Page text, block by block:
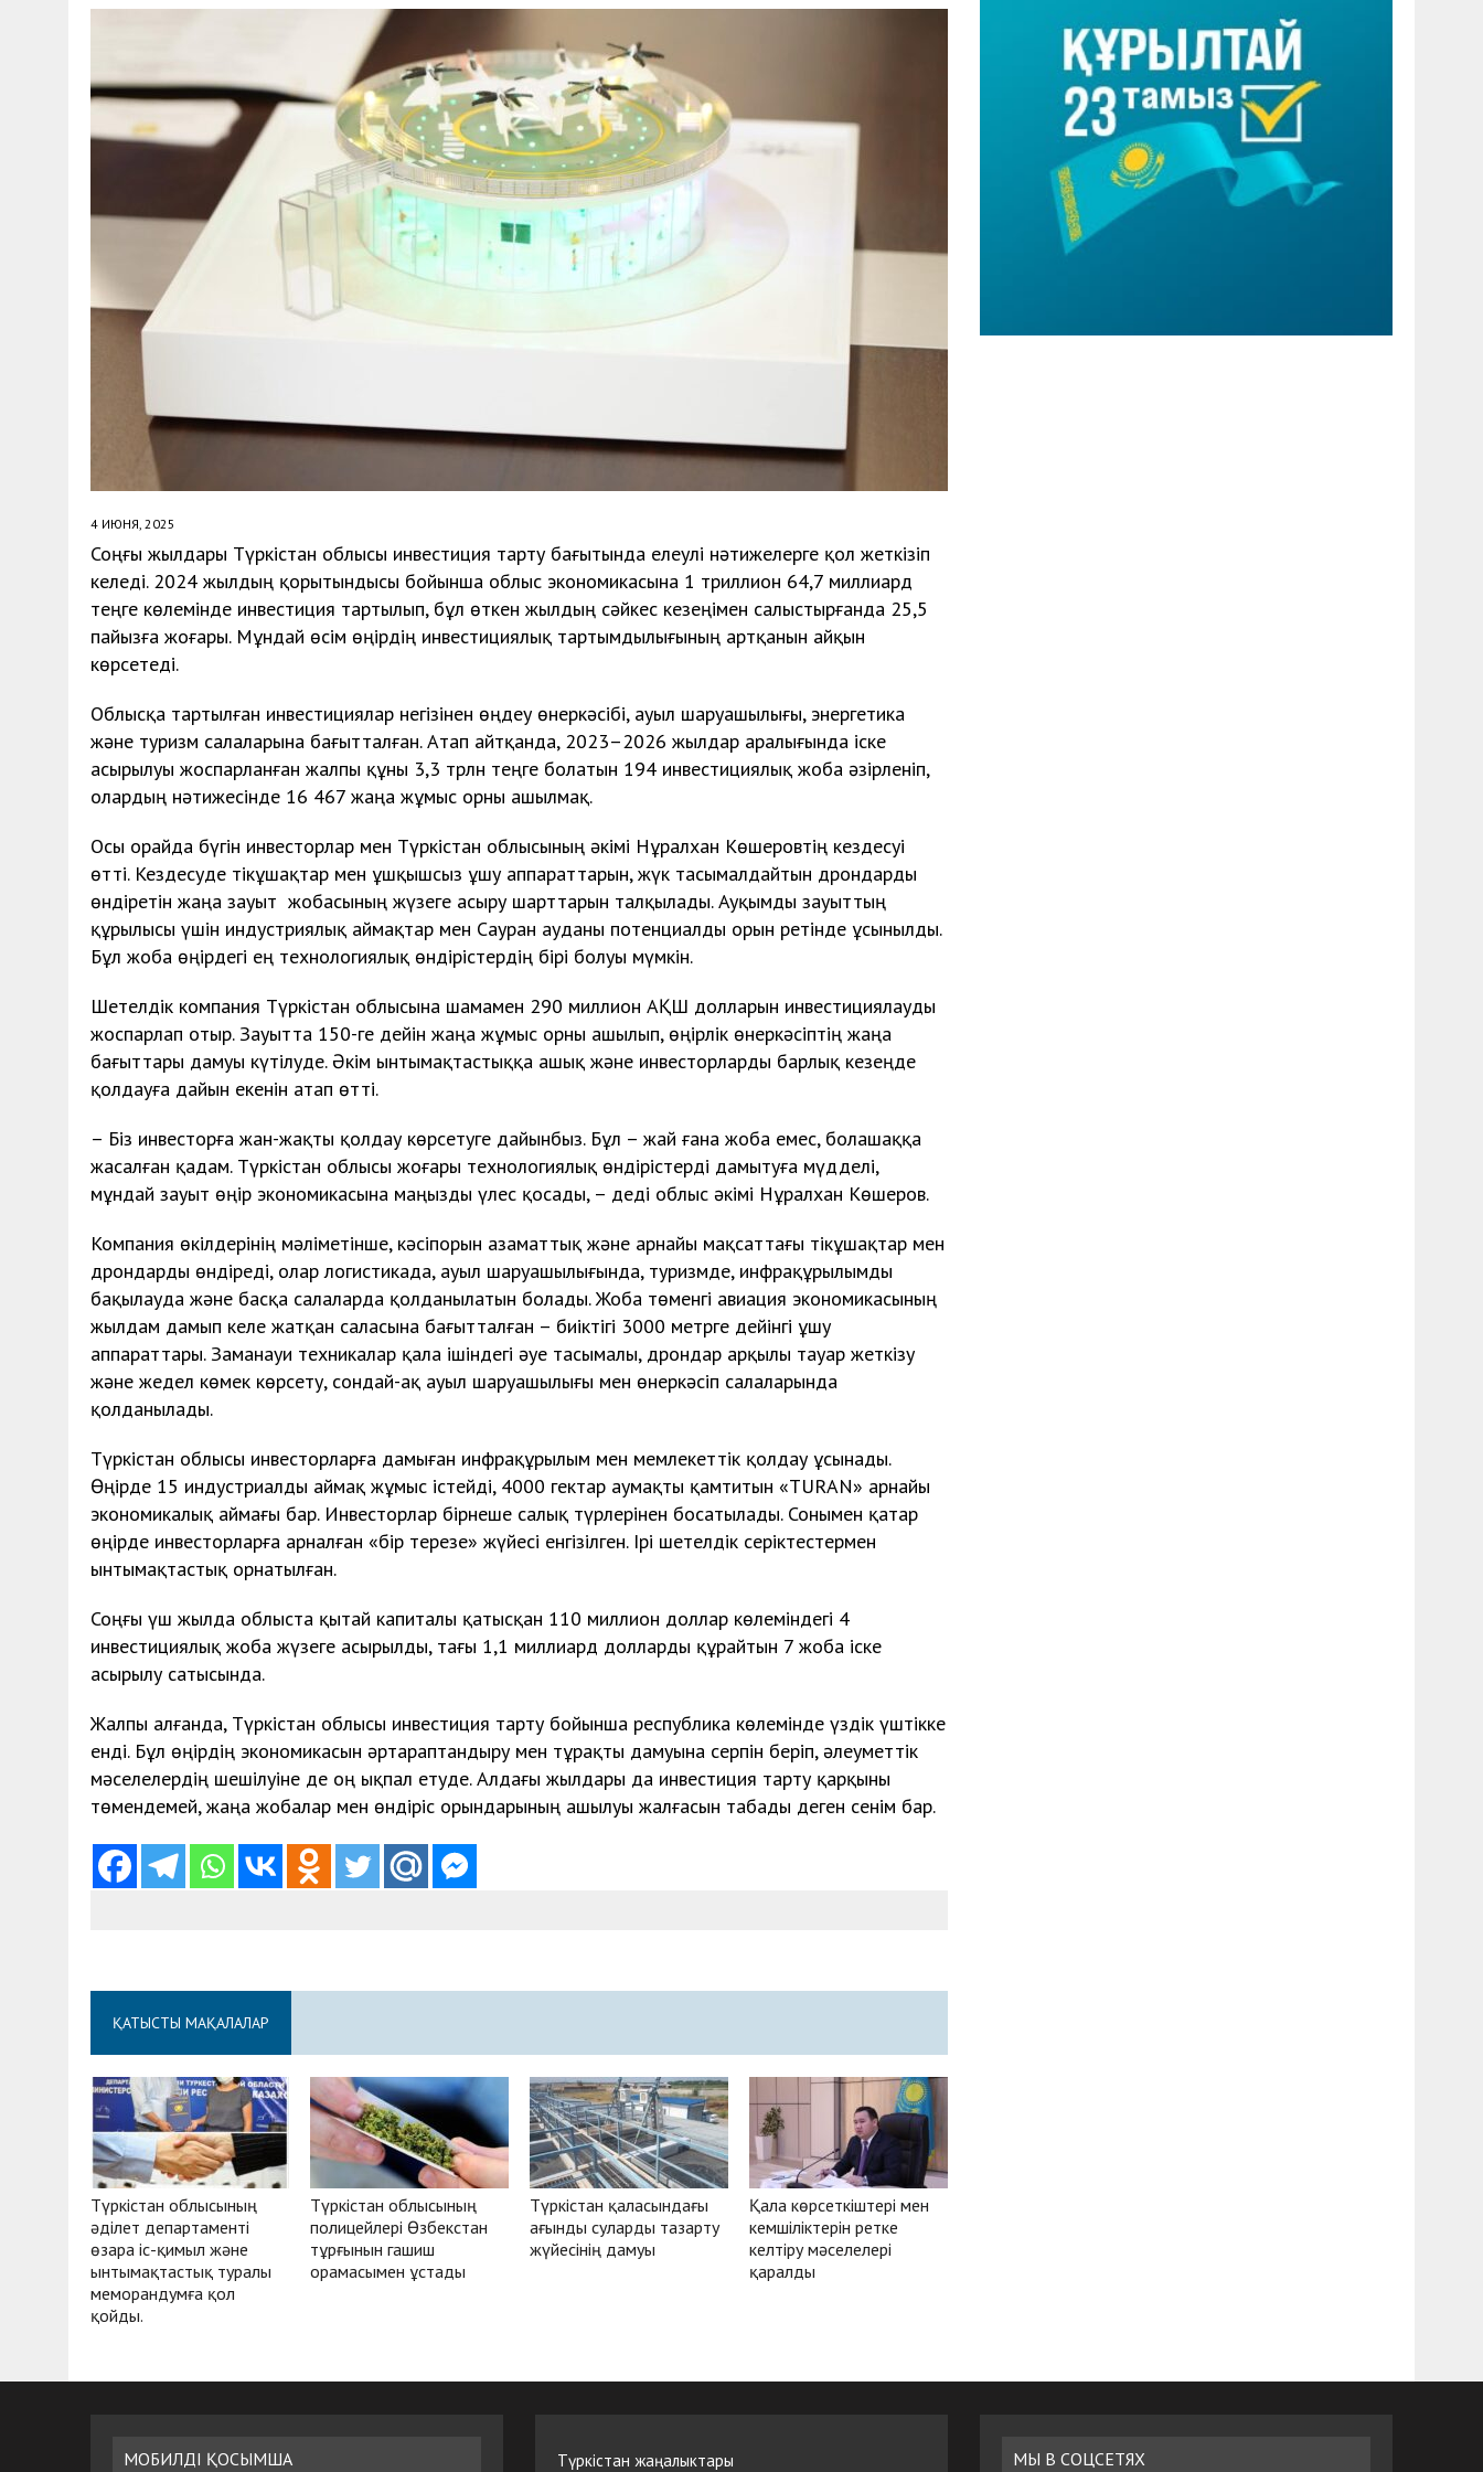
ТҮСІНДІРУ ЖҰМЫСТАРЫ ЖҮРГІЗІЛДІ
4 ИЮНЯ, 2025
Соңғы жылдары Түркістан облысы инвестиция тарту бағытында елеулі нәтижелерге қол жеткізіп
келеді. 2024 жылдың қорытындысы бойынша облыс экономикасына 1 триллион 64,7 миллиард
теңге көлемінде инвестиция тартылып, бұл өткен жылдың сәйкес кезеңімен салыстырғанда 25,5
пайызға жоғары. Мұндай өсім өңірдің инвестициялық тартымдылығының артқанын айқын
көрсетеді.
Облысқа тартылған инвестициялар негізінен өңдеу өнеркәсібі, ауыл шаруашылығы, энергетика
және туризм салаларына бағытталған. Атап айтқанда, 2023–2026 жылдар аралығында іске
асырылуы жоспарланған жалпы құны 3,3 трлн теңге болатын 194 инвестициялық жоба әзірленіп,
олардың нәтижесінде 16 467 жаңа жұмыс орны ашылмақ.
Осы орайда бүгін инвесторлар мен Түркістан облысының әкімі Нұралхан Көшеровтің кездесуі
өтті. Кездесуде тікұшақтар мен ұшқышсыз ұшу аппараттарын, жүк тасымалдайтын дрондарды
өндіретін жаңа зауыт жобасының жүзеге асыру шарттарын талқылады. Ауқымды зауыттың
құрылысы үшін индустриялық аймақтар мен Сауран ауданы потенциалды орын ретінде ұсынылды.
Бұл жоба өңірдегі ең технологиялық өндірістердің бірі болуы мүмкін.
Шетелдік компания Түркістан облысына шамамен 290 миллион АҚШ долларын инвестициялауды
жоспарлап отыр. Зауытта 150-ге дейін жаңа жұмыс орны ашылып, өңірлік өнеркәсіптің жаңа
бағыттары дамуы күтілуде. Әкім ынтымақтастыққа ашық және инвесторларды барлық кезеңде
қолдауға дайын екенін атап өтті.
– Біз инвесторға жан-жақты қолдау көрсетуге дайынбыз. Бұл – жай ғана жоба емес, болашаққа
жасалған қадам. Түркістан облысы жоғары технологиялық өндірістерді дамытуға мүдделі,
мұндай зауыт өңір экономикасына маңызды үлес қосады, – деді облыс әкімі Нұралхан Көшеров.
Компания өкілдерінің мәліметінше, кәсіпорын азаматтық және арнайы мақсаттағы тікұшақтар мен
дрондарды өндіреді, олар логистикада, ауыл шаруашылығында, туризмде, инфрақұрылымды
бақылауда және басқа салаларда қолданылатын болады. Жоба төменгі авиация экономикасының
жылдам дамып келе жатқан саласына бағытталған – биіктігі 3000 метрге дейінгі ұшу
аппараттары. Заманауи техникалар қала ішіндегі әуе тасымалы, дрондар арқылы тауар жеткізу
және жедел көмек көрсету, сондай-ақ ауыл шаруашылығы мен өнеркәсіп салаларында
қолданылады.
Түркістан облысы инвесторларға дамыған инфрақұрылым мен мемлекеттік қолдау ұсынады.
Өңірде 15 индустриалды аймақ жұмыс істейді, 4000 гектар аумақты қамтитын «TURAN» арнайы
экономикалық аймағы бар. Инвесторлар бірнеше салық түрлерінен босатылады. Сонымен қатар
өңірде инвесторларға арналған «бір терезе» жүйесі енгізілген. Ірі шетелдік серіктестермен
ынтымақтастық орнатылған.
Соңғы үш жылда облыста қытай капиталы қатысқан 110 миллион доллар көлеміндегі 4
инвестициялық жоба жүзеге асырылды, тағы 1,1 миллиард долларды құрайтын 7 жоба іске
асырылу сатысында.
Жалпы алғанда, Түркістан облысы инвестиция тарту бойынша республика көлемінде үздік үштікке
енді. Бұл өңірдің экономикасын әртараптандыру мен тұрақты дамуына серпін беріп, әлеуметтік
мәселелердің шешілуіне де оң ықпал етуде. Алдағы жылдары да инвестиция тарту қарқыны
төмендемей, жаңа жобалар мен өндіріс орындарының ашылуы жалғасын табады деген сенім бар.
ҚАТЫСТЫ МАҚАЛАЛАР
Түркістан облысының
әділет департаменті
өзара іс-қимыл және
ынтымақтастық туралы
меморандумға қол
қойды.
Түркістан облысының
полицейлері Өзбекстан
тұрғынын гашиш
орамасымен ұстады
Түркістан қаласындағы
ағынды суларды тазарту
жүйесінің дамуы
Қала көрсеткіштері мен
кемшіліктерін ретке
келтіру мәселелері
қаралды
МОБИЛДІ ҚОСЫМША Түркістан жаңалыктары МЫ В СОЦСЕТЯХ